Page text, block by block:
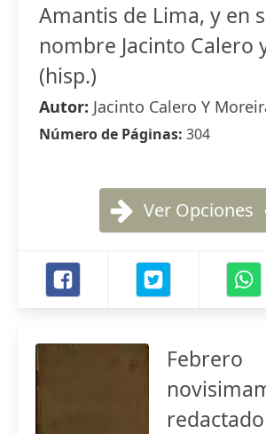
Amantis de Lima, y en
nombre Jacinto Calero
(hisp.)
Autor: Jacinto Calero Y
Número de Páginas: 304
Ver Opciones
Febrero
redactado